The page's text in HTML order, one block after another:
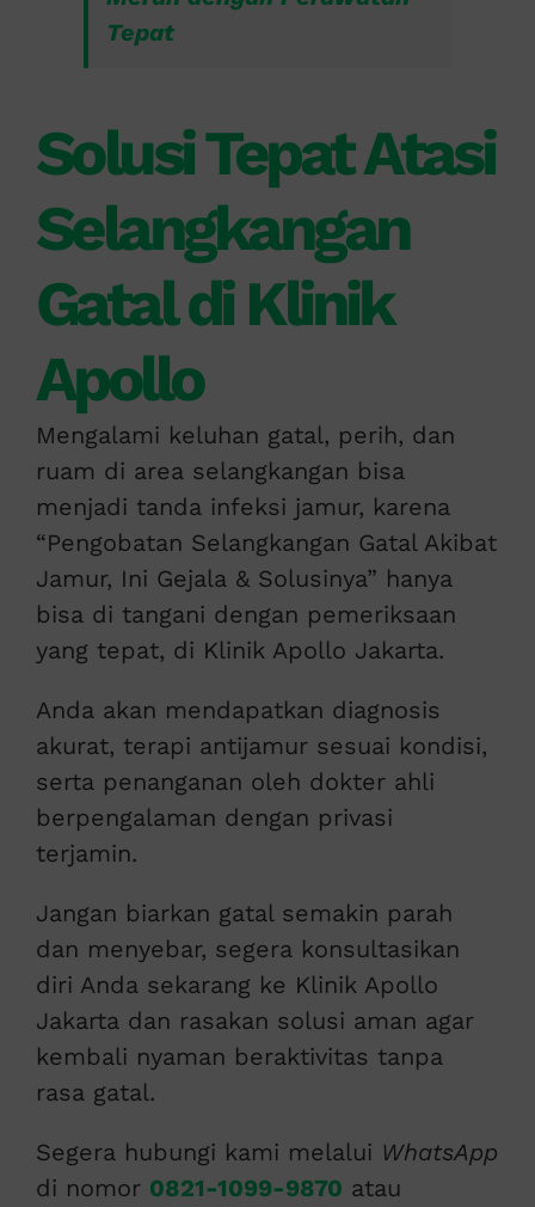
Tepat
Solusi Tepat Atasi
Selangkangan
Gatal di Klinik
Apollo
Mengalami keluhan gatal, perih, dan
ruam di area selangkangan bisa
menjadi tanda infeksi jamur, karena
“Pengobatan Selangkangan Gatal Akibat
Jamur, Ini Gejala & Solusinya” hanya
bisa di tangani dengan pemeriksaan
yang tepat, di Klinik Apollo Jakarta.
Anda akan mendapatkan diagnosis
akurat, terapi antijamur sesuai kondisi,
serta penanganan oleh dokter ahli
berpengalaman dengan privasi
terjamin.
Jangan biarkan gatal semakin parah
dan menyebar, segera konsultasikan
diri Anda sekarang ke Klinik Apollo
Jakarta dan rasakan solusi aman agar
kembali nyaman beraktivitas tanpa
rasa gatal.
Segera hubungi kami melalui WhatsApp
di nomor 0821-1099-9870 atau